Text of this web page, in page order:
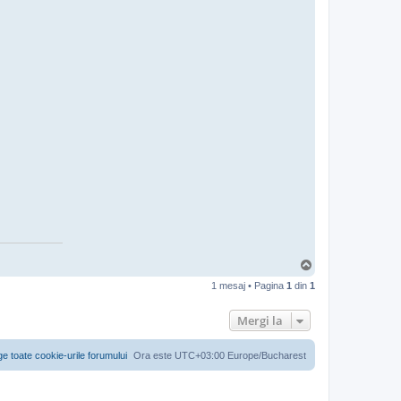
s
1 mesaj • Pagina 1 din 1
Mergi la
Ora este UTC+03:00 Europe/Bucharest
toate cookie-urile forumului